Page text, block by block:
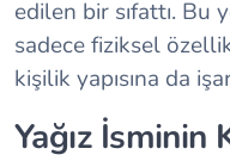
edilen bir sıfattı. Bu
sadece fiziksel
kişilik yapısına da
Yağız İsminin